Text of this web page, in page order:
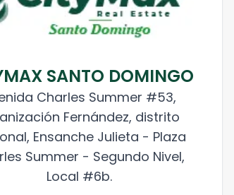
SANTO DOMINGO
Charles Summer #53,
Fernández, distrito
Ensanche Julieta - Plaza
Summer - Segundo Nivel,
Local #6b.